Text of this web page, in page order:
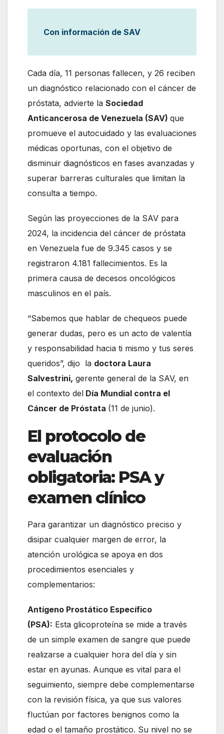
Con información de SAV
Cada día, 11 personas fallecen, y 26 reciben
un diagnóstico relacionado con el cáncer de
próstata, advierte la Sociedad
Anticancerosa de Venezuela (SAV) que
promueve el autocuidado y las evaluaciones
médicas oportunas, con el objetivo de
disminuir diagnósticos en fases avanzadas y
superar barreras culturales que limitan la
consulta a tiempo.
Según las proyecciones de la SAV para
2024, la incidencia del cáncer de próstata
en Venezuela fue de 9.345 casos y se
registraron 4.181 fallecimientos. Es la
primera causa de decesos oncológicos
masculinos en el país.
“Sabemos que hablar de chequeos puede
generar dudas, pero es un acto de valentía
y responsabilidad hacia ti mismo y tus seres
queridos”, dijo la doctora Laura
Salvestrini, gerente general de la SAV, en
el contexto del Día Mundial contra el
Cáncer de Próstata (11 de junio).
El protocolo de
evaluación
obligatoria: PSA y
examen clínico
Para garantizar un diagnóstico preciso y
disipar cualquier margen de error, la
atención urológica se apoya en dos
procedimientos esenciales y
complementarios:
Antígeno Prostático Específico
(PSA): Esta glicoproteína se mide a través
de un simple examen de sangre que puede
realizarse a cualquier hora del día y sin
estar en ayunas. Aunque es vital para el
seguimiento, siempre debe complementarse
con la revisión física, ya que sus valores
fluctúan por factores benignos como la
edad o el tamaño prostático. Su nivel no se